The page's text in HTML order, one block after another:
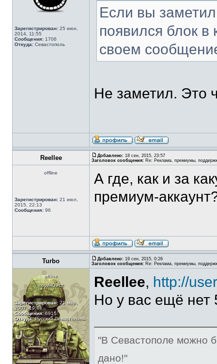
Зарегистрирован: 25 июн,
2014, 11:55
Сообщения: 1706
Откуда: Севастополь
Если вы
появился блок
своем
Не заметил. Это
Reellee Добавлено: 18 сен, 2015, 23:57
Заголовок сообщения: Re: Реклама, премиумы,
offline
Зарегистрирован: 21 июл,
2015, 22:13
Сообщения: 96
А где, как и за
премиум-
Turbo Добавлено: 19 сен, 2015, 0:26
Заголовок сообщения: Re: Реклама, премиумы,
offline
поWHOист
Зарегистрирован: 21 мар,
2007, 19:44
Сообщения: 6915
Откуда:Русский Севастополь
Reellee, http://
Но у вас ещё нет
"В Севастополе можно
дано!"